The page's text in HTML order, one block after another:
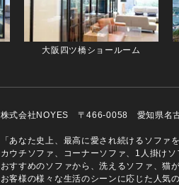
大阪四ツ橋ショールーム
株式会社NOYES 〒466-0058 愛知県名
「あなた史上、最高に愛され続けるソフ
カウチソファ、コーナーソファ、1人掛け
おすすめのソファから、洗えるソファ、猫
お客様の様々な生活のシーンに応じた人気